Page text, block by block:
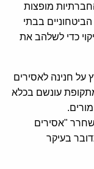
מופצות
בבתי
כדי לשלהב את
עבאס הודיע ב-22 במרץ על חנינה לאסירים
עונשם בכלא
"אסירים
בעיקר